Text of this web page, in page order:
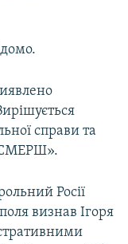
справи та
СМЕРШ».
Росії
визнав Ігоря